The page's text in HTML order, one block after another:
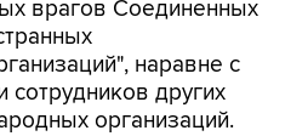
врагов Соединенных
наравне с
сотрудников других
организаций.